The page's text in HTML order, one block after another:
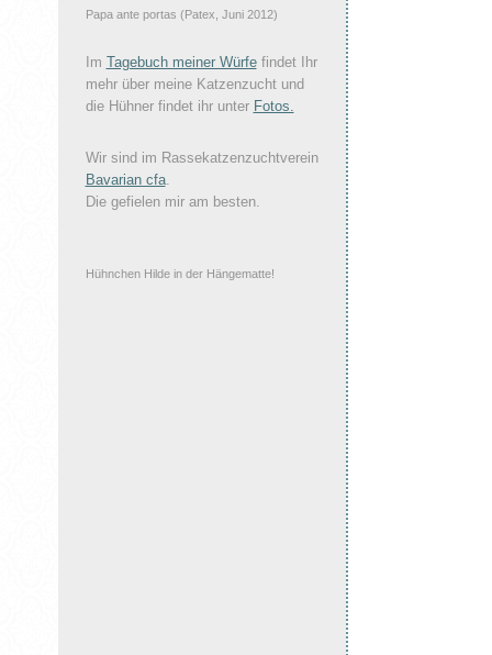
Papa ante portas (Patex, Juni 2012)
Im Tagebuch meiner Würfefindet Ihr
mehr über meine Katzenzucht und
die Hühner findet ihr unter Fotos.
Wir sind im Rassekatzenzuchtverein
Bavarian cfa.
Die gefielen mir am besten.
Hühnchen Hilde in der Hängematte!